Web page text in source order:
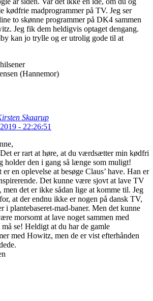
kødfrie madprogrammer på TV. Jeg ser
to skønne programmer på DK4 sammen
Jeg fik dem heldigvis optaget dengang.
kan jo trylle og er utrolig gode til at
(Hannemor)
Skaarup
- 22:26:51
er rart at høre, at du værdsætter min kødfri
holder den i gang så længe som muligt!
er en oplevelse at besøge Claus’ have. Han er
Det kunne være sjovt at lave TV
men det er ikke sådan lige at komme til. Jeg
at der endnu ikke er nogen på dansk TV,
i plantebaseret-mad-baner. Men det kunne
morsomt at lave noget sammen med
se! Heldigt at du har de gamle
med Howitz, men de er vist efterhånden